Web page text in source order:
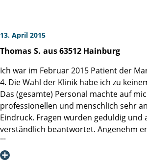
13. April 2015
Thomas S. aus 63512 Hainburg
Ich war im Februar 2015 Patient der
4. Die Wahl der Klinik habe ich zu
Das (gesamte) Personal machte auf
professionellen und menschlich sehr
Eindruck. Fragen wurden geduldig und
verständlich beantwortet. Angenehm
hinaus, dass es zu keinem Zeitpunkt in
hektisch zuging. Die OP (Prof. Dr. Chun,